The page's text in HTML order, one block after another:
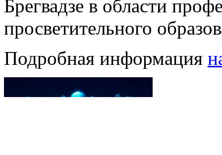
Брегвадзе в области
просветительного
Подробная информация